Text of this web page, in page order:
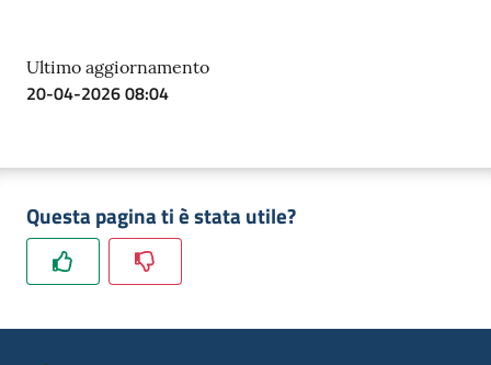
Ultimo aggiornamento
20-04-2026 08:04
Questa pagina ti è stata utile?